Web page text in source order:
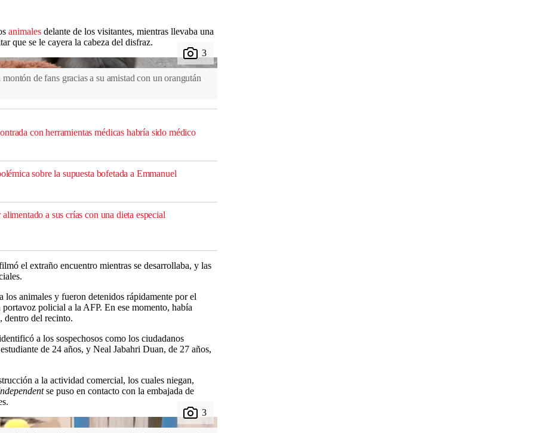
animales delante de los visitantes, mientras llevaba una
que se le cayera la cabeza del disfraz.
de fans gracias a su amistad con un orangután
con herramientas médicas habría sido médico
sobre la supuesta bofetada a Emmanuel
a sus crías con una dieta especial
el extraño encuentro mientras se desarrollaba, y las
animales y fueron detenidos rápidamente por el
policial a la AFP. En ese momento, había
dentro del recinto.
a los sospechosos como los ciudadanos
de 24 años, y Neal Jabahri Duan, de 27 años,
a la actividad comercial, los cuales niegan,
se puso en contacto con la embajada de